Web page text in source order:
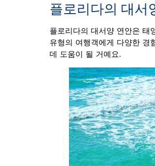
플로리다의 대서
플로리다의 대서양 연안은 태
유형의 여행객에게 다양한 경
데 도움이 될 거예요.